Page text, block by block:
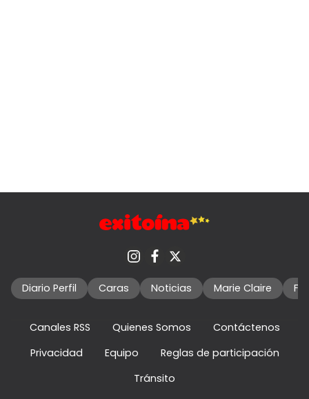
Diario Perfil Caras Noticias Marie Claire
Canales RSS Quienes Somos
Contáctenos
Privacidad
Equipo
Reglas de participación
Tránsito